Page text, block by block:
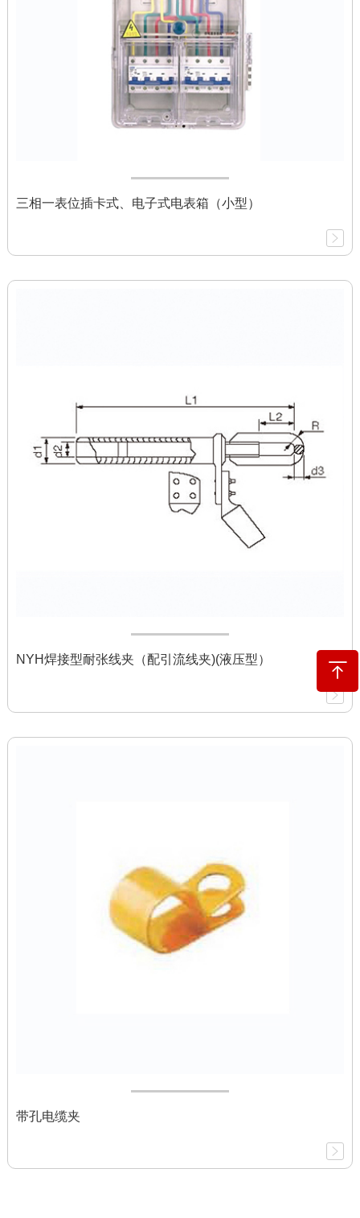
三相一表位插卡式、电子式电表箱（小型）
NYH焊接型耐张线夹（配引流线夹)(液压型）
带孔电缆夹